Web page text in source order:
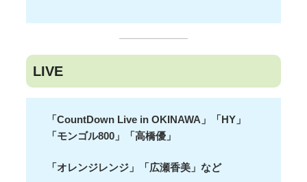
LIVE
「CountDown Live in OKINAWA」「HY」
「モンゴル800」「高橋優」
「オレンジレンジ」「広瀬香美」など